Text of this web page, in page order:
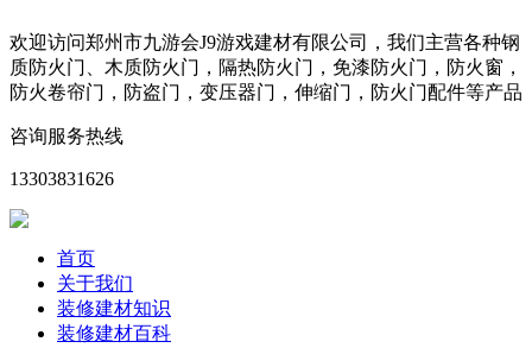
欢迎访问郑州市九游会J9游戏建材有限公司，我们主营各种钢
质防火门、木质防火门，隔热防火门，免漆防火门，防火窗，
防火卷帘门，防盗门，变压器门，伸缩门，防火门配件等产品
咨询服务热线
13303831626
首页
关于我们
装修建材知识
装修建材百科